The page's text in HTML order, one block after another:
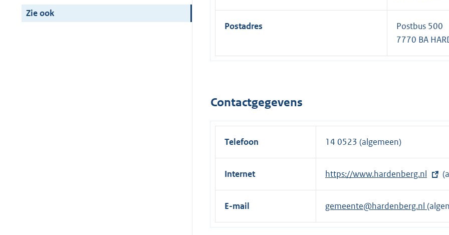
Zie ook
Postadres
Postbus 500
7770 BA
Contactgegevens
Telefoon 14 0523 (algemeen)
Internet
E
x
e
r
https://www.hardenberg.nl
E-mail gemeente@hardenberg.nl